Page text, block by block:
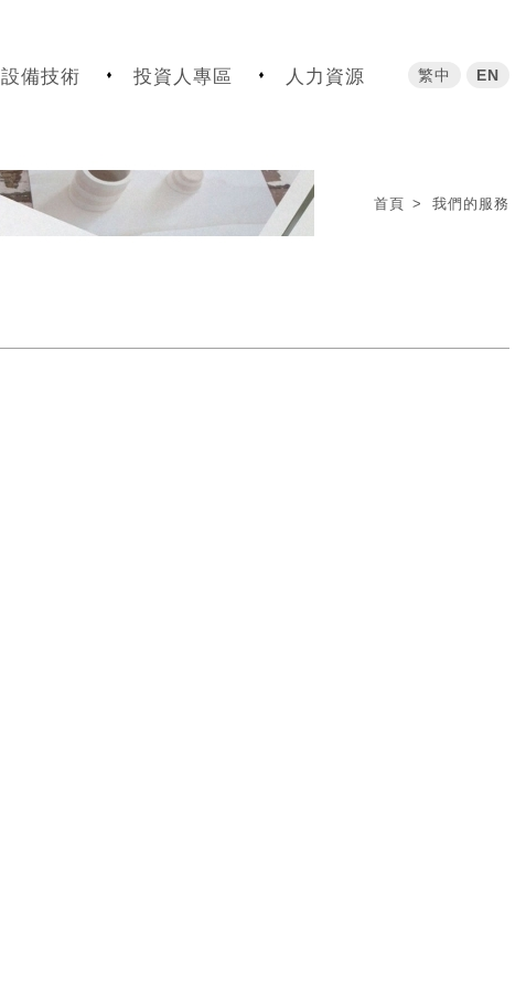
設備技術 投資人專區 人力資源 繁中 EN
首頁 我們的服務